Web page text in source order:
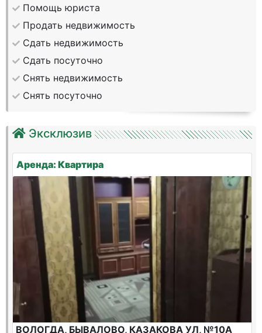
Помощь юриста
Продать недвижимость
Сдать недвижимость
Сдать посуточно
Снять недвижимость
Снять посуточно
Эксклюзив
Аренда: Квартира
ВОЛОГДА, БЫВАЛОВО, КАЗАКОВА УЛ, №10А